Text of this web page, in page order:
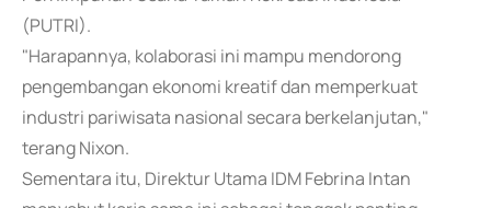
(PUTRI).
"Harapannya, kolaborasi ini mampu mendorong
pengembangan ekonomi kreatif dan memperkuat
industri pariwisata nasional secara berkelanjutan,"
terang Nixon.
Sementara itu, Direktur Utama IDM Febrina Intan